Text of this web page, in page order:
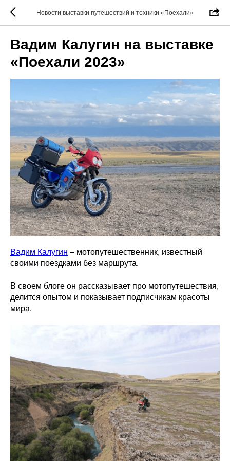
Новости выставки путешествий и техники «Поехали»
Вадим Калугин на выставке
«Поехали 2023»
Вадим Калугин – мотопутешественник, известный
своими поездками без маршрута.
В своем блоге он рассказывает про мотопутешествия,
делится опытом и показывает подписчикам красоты
мира.